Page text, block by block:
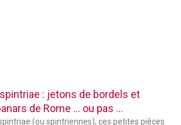
: jetons de bordels et
de Rome … ou pas …
(ou spintriennes), ces petites pièces